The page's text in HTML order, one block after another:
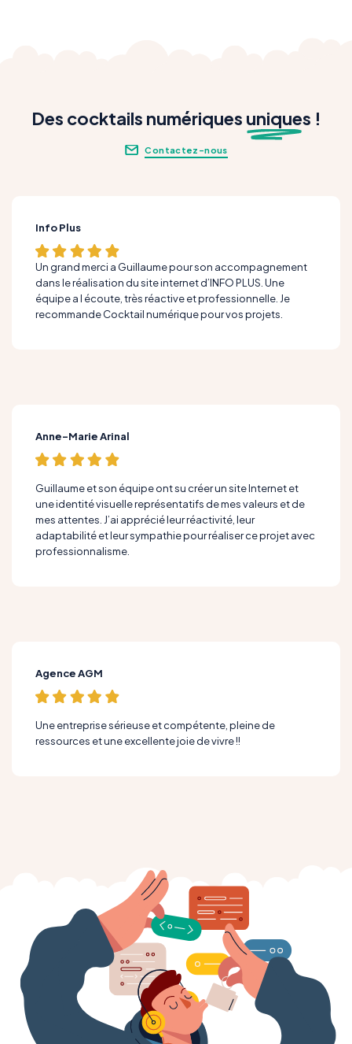
Des cocktails numériques uniques !
Contactez-nous
Info Plus
Un grand merci a Guillaume pour son accompagnement
dans le réalisation du site internet d’INFO PLUS. Une
équipe a l écoute, très réactive et professionnelle. Je
recommande Cocktail numérique pour vos projets.
Anne-Marie Arinal
Guillaume et son équipe ont su créer un site Internet et
une identité visuelle représentatifs de mes valeurs et de
mes attentes. J’ai apprécié leur réactivité, leur
adaptabilité et leur sympathie pour réaliser ce projet avec
professionnalisme.
Agence AGM
Une entreprise sérieuse et compétente, pleine de
ressources et une excellente joie de vivre !!